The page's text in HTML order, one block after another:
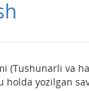
(Tushunarli va
holda yozilgan